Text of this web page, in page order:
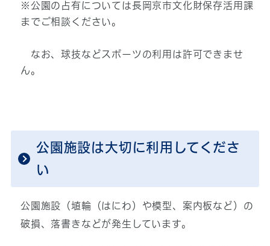
※公園の占有については長岡京市文化財保存活用課
までご相談ください。
なお、球技などスポーツの利用は許可できませ
ん。
公園施設は大切に利用してくださ
い
公園施設（埴輪（はにわ）や模型、案内板など）の
破損、落書きなどが発生しています。